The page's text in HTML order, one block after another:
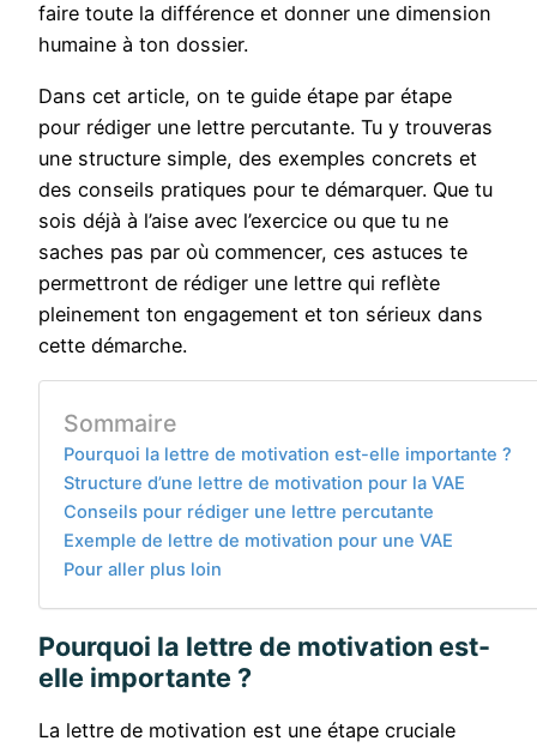
faire toute la différence et donner une dimension
humaine à ton dossier.
Dans cet article, on te guide étape par étape
pour rédiger une lettre percutante. Tu y trouveras
une structure simple, des exemples concrets et
des conseils pratiques pour te démarquer. Que tu
sois déjà à l’aise avec l’exercice ou que tu ne
saches pas par où commencer, ces astuces te
permettront de rédiger une lettre qui reflète
pleinement ton engagement et ton sérieux dans
cette démarche.
Sommaire
Pourquoi la lettre de motivation est-elle importante ?
Structure d’une lettre de motivation pour la VAE
Conseils pour rédiger une lettre percutante
Exemple de lettre de motivation pour une VAE
Pour aller plus loin
Pourquoi la lettre de motivation est-
elle importante ?
La lettre de motivation est une étape cruciale